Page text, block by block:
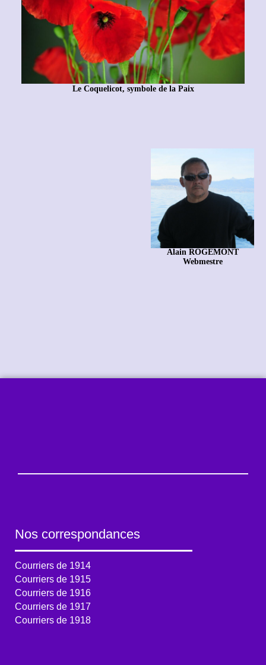
Le Coquelicot, symbole de la Paix
Alain ROGEMONT
Webmestre
Nos correspondances
Courriers de 1914
Courriers de 1915
Courriers de 1916
Courriers de 1917
Courriers de 1918